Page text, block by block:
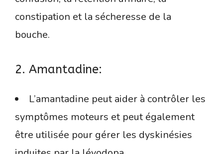
constipation et la sécheresse de la
bouche.
2. Amantadine:
L’amantadine peut aider à contrôler les
symptômes moteurs et peut également
être utilisée pour gérer les dyskinésies